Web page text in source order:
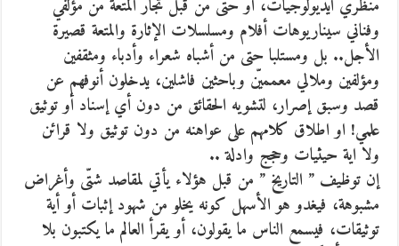
منظّري أيديولوجيات، أو حتى من قبل تجّار المتعة من مؤلفي
وفناني سيناريوهات أفلام ومسلسلات الإثارة والمتعة قصيرة
الأجل.. بل ومستلبا حتى من أشباه شعراء وأدباء ومثقفين
ومؤلفين وملالي معمميّن وباحثين فاشلين، يدخلون أنوفهم عن
قصد وسبق إصرار، لتشويه الحقائق من دون أي إسناد أو توثيق
علمي! او اطلاق كلامهم على عواهنه من دون توثيق ولا قرائن
ولا اية حيثيات وحجج وادلة ..
إن توظيف ” التاريخ ” من قبل هؤلاء يأتي لمقاصد شتّى وأغراض
مشبوهة، فيغدو هو الأسهل كونه يخلو من شهود إثبات أو أية
توثيقات، فيسمع الناس ما يقولون، أو يقرأ العالم ما يكتبون بلا